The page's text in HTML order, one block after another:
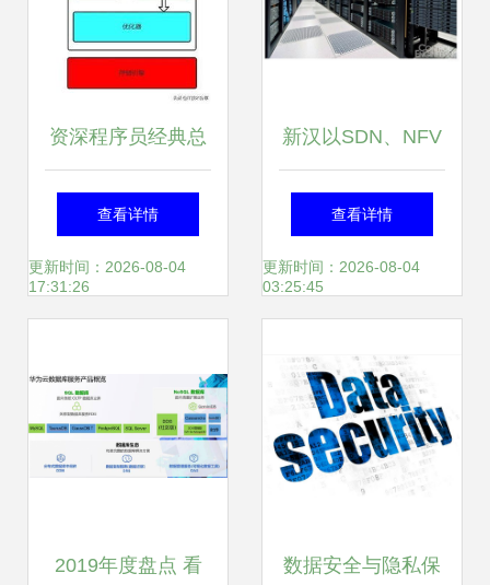
资深程序员经典总
结 MySQL的并发
控制原理——数据
查看详情
更新时间：2026-08-04
17:31:26
新汉以SDN、NFV
为基石，构建以客
户为本的弹性电信
查看详情
更新时间：2026-08-04
03:25:45
2019年度盘点 看 数据安全与隐私保